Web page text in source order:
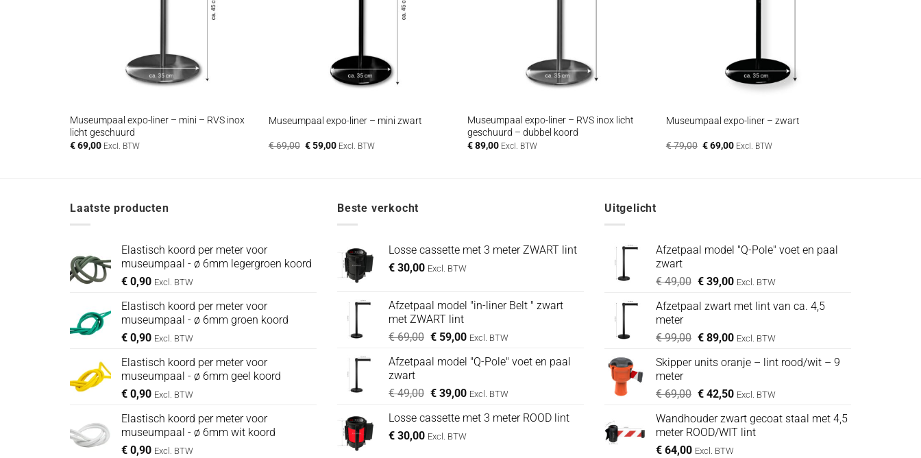
Museumpaal expo-liner – mini – RVS inox
licht geschuurd
€69,00 Excl. BTW
Museumpaal expo-liner – mini zwart
€69,00 Oorspronkelijke
€59,00Huidige
Excl. BTW
Museumpaal expo-liner – RVS inox licht
geschuurd – dubbel koord
€89,00 Excl. BTW
Museumpaal expo-liner – zwart
€79,00 Oorspronkelijke
€69,00Huidige
Excl. BTW
Laatste producten
Elastisch koord per meter voor
museumpaal - ø 6mm legergroen koord
€ 0,90 Excl. BTW
Elastisch koord per meter voor
museumpaal - ø 6mm groen koord
€ 0,90 Excl. BTW
Elastisch koord per meter voor
museumpaal - ø 6mm geel koord
€ 0,90 Excl. BTW
Elastisch koord per meter voor
museumpaal - ø 6mm wit koord
€ 0,90 Excl. BTW
Beste verkocht
Losse cassette met 3 meter ZWART lint
€ 30,00 Excl. BTW
Afzetpaal model "in-liner Belt " zwart
met ZWART lint
€69,00 Oorspronkelijke
was:
€59,00Huidige
is:
Excl. BTW
Afzetpaal model "Q-Pole" voet en paal
zwart
€49,00 Oorspronkelijke
was:
€ 49,00.
€39,00Huidige
is:
€ 39,00.
Excl. BTW
Losse cassette met 3 meter ROOD lint
€ 30,00 Excl. BTW
Uitgelicht
Afzetpaal model "Q-Pole" voet en paal
zwart
€49,00 Oorspronkelijke
was:
€39,00Huidige
is:
Excl. BTW
Afzetpaal zwart met lint van ca. 4,5
meter
€99,00 Oorspronkelijke
was:
€89,00Huidige
is:
Excl. BTW
Skipper units oranje – lint rood/wit – 9
meter
€69,00 Oorspronkelijke
was:
€ 69,00.
€42,50Huidige
is:
€ 42,50.
Excl. BTW
Wandhouder zwart gecoat staal met 4,5
meter ROOD/WIT lint
€ 64,00 Excl. BTW